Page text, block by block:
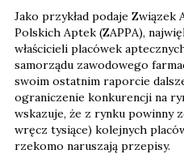
Jako przykład podaje Związek
Polskich Aptek (ZAPPA),
właścicieli placówek
samorządu zawodowego
swoim ostatnim raporcie
ograniczenie konkurencji na
wskazuje, że z rynku powinny
wręcz tysiące) kolejnych
rzekomo naruszają przepisy.